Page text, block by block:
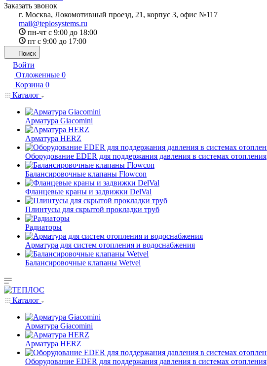
Заказать звонок
г. Москва, Локомотивный проезд, 21, корпус 3, офис №117
mail@teplosystems.ru
пн-чт с 9:00 до 18:00
пт с 9:00 до 17:00
Поиск
Войти
Отложенные 0
Корзина 0
Каталог
Арматура Giacomini
Арматура HERZ
Оборудование EDER для поддержания давления в системах отопления
Балансировочные клапаны Flowcon
Фланцевые краны и задвижки DelVal
Плинтусы для скрытой прокладки труб
Радиаторы
Арматура для систем отопления и водоснабжения
Балансировочные клапаны Wetvel
Каталог
Арматура Giacomini
Арматура HERZ
Оборудование EDER для поддержания давления в системах отопления